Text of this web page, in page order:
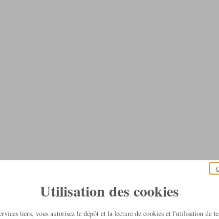
Utilisation des cookies
tiers, vous autorisez le dépôt et la lecture de cookies et l'utilisation de